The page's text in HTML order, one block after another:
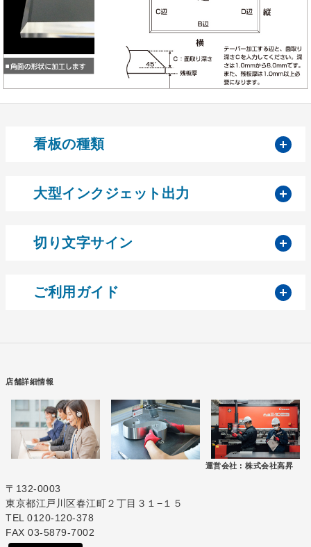
看板の種類
大型インクジェット出力
切り文字サイン
ご利用ガイド
店舗詳細情報
運営会社 : 株式会社高昇
〒132-0003
東京都江戸川区春江町２丁目３１−１５
TEL 0120-120-378
FAX 03-5879-7002